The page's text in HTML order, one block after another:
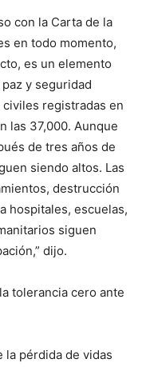
con la Carta de la
en todo momento,
es un elemento
y seguridad
registradas en
las 37,000. Aunque
de tres años de
siendo altos. Las
destrucción
hospitales, escuelas,
siguen
dijo.
tolerancia cero ante
la pérdida de vidas